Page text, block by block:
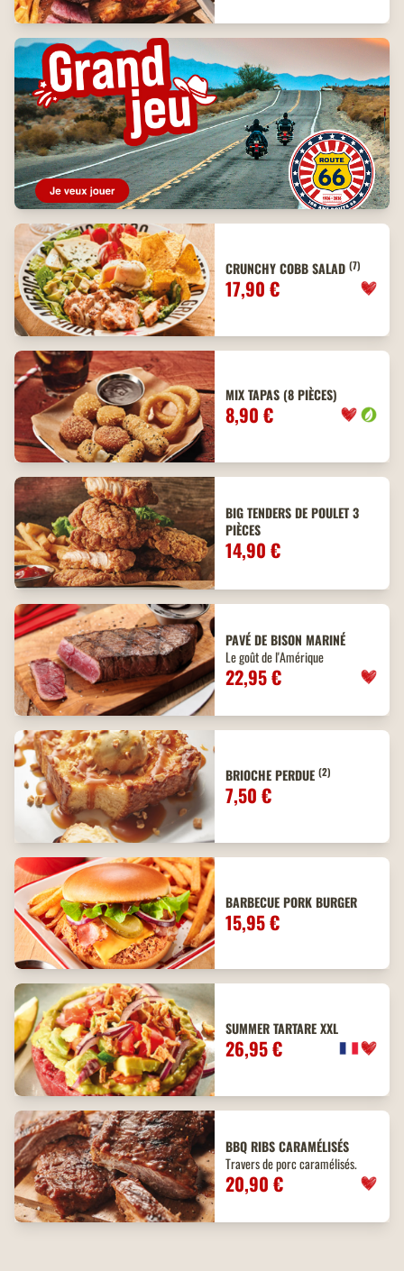
CRUNCHY COBB SALAD (7)
17,90 €
MIX TAPAS (8 PIÈCES)
8,90 €
BIG TENDERS DE POULET 3
PIÈCES
14,90 €
PAVÉ DE BISON MARINÉ
Le goût de l'Amérique
22,95 €
BRIOCHE PERDUE (2)
7,50 €
BARBECUE PORK BURGER
15,95 €
SUMMER TARTARE XXL
26,95 €
BBQRIBSCARAMÉLISÉS
Travers de porc caramélisés.
20,90 €